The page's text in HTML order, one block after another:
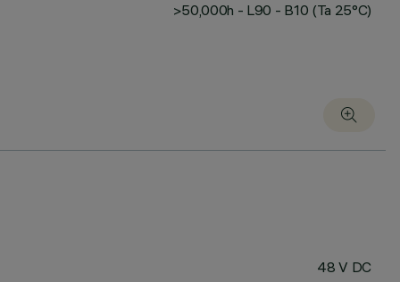
>50,000h - L90 - B10 (Ta 25°C)
48 V DC